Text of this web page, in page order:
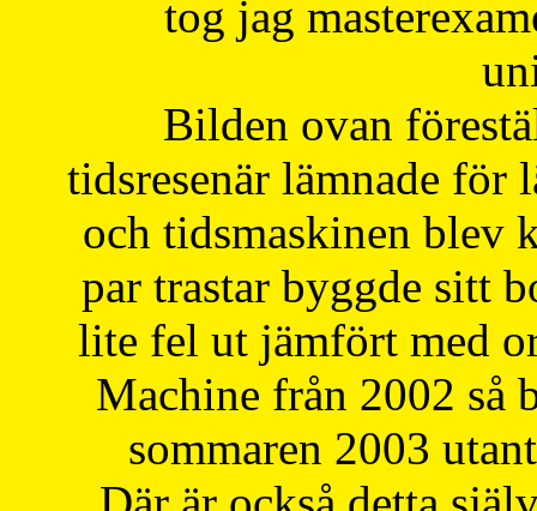
tog jag
Bilden ovan
tidsresenär lämnade för
och tidsmaskinen blev
par trastar byggde sitt
lite fel ut jämfört med
Machine från 2002 så
sommaren 2003